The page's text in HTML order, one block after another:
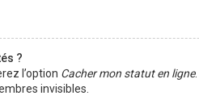
?
l’option Cacher mon statut en ligne
invisibles.